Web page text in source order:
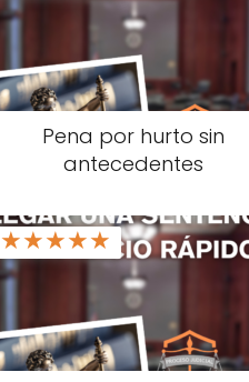
Pena por hurto sin
antecedentes
★★★★★